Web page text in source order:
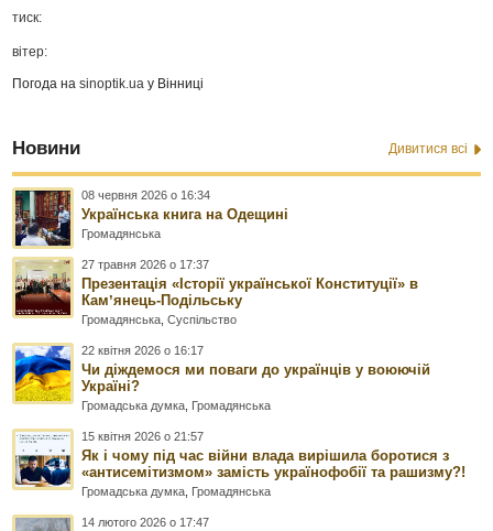
тиск:
вітер:
Погода наsinoptik.ua у Вінниці
Новини Дивитися всі
08 червня 2026 о 16:34
Українська книга на Одещині
Громадянська
27 травня 2026 о 17:37
Презентація «Історії української Конституції» в
Камʼянець-Подільську
Громадянська,Суспільство
22 квітня 2026 о 16:17
Чи діждемося ми поваги до українців у воюючій
Україні?
Громадська думка, Громадянська
15 квітня 2026 о 21:57
Як і чому під час війни влада вирішила боротися з
«антисемітизмом» замість українофобії та рашизму?!
Громадська думка, Громадянська
14 лютого 2026 о 17:47